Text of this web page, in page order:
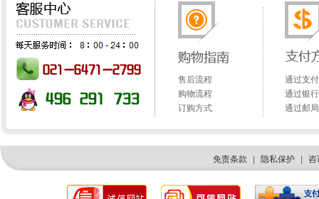
售后流程
购物流程
订购方式
通过支
通过银
通过邮
免责条款 隐私保护 咨